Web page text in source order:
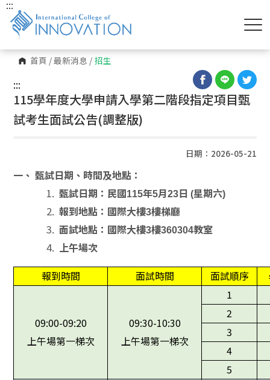
首頁 /最新消息 / 招生
:::
:::
115學年度大學申請入學第二階段指定項目甄
試考生面試公告(調整版)
日期：2026-05-21
一、 甄試日期、時間及地點：
甄試日期：民國115年5月23日 (星期六)
報到地點：國際大樓3樓梯廳
面試地點：國際大樓3樓360304教室
上午場次
報到時間 面試時間 面試順序
09:00-09:20
上午場第一梯次
09:30-10:30
上午場第一梯次
1
2
3
4
5